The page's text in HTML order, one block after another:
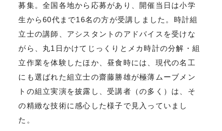
募集。全国各地から応募があり、開催当日は小学
生から60代まで16名の方が受講しました。時計組
立士の講師、アシスタントのアドバイスを受けな
がら、丸1日かけてじっくりとメカ時計の分解・組
立作業を体験したほか、昼食時には、現代の名工
にも選ばれた組立士の齋藤勝雄が極薄ムーブメン
トの組立実演を披露し、受講者（の多く）は、そ
の精緻な技術に感心した様子で見入っていまし
た。